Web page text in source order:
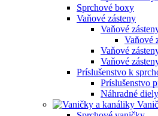
Sprchové boxy
Vaňové zásteny
Vaňové
Vaňové
Vaňové
Vaňové
Príslušenstvo k
Príslušenstvo
Náhradné